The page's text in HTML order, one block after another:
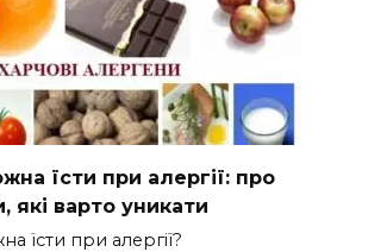
їсти при алергії: про
які варто уникати
їсти при алергії?